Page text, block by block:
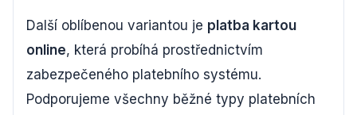
Další oblíbenou variantou je platba kartou
online, která probíhá prostřednictvím
zabezpečeného platebního systému.
Podporujeme všechny běžné typy platebních